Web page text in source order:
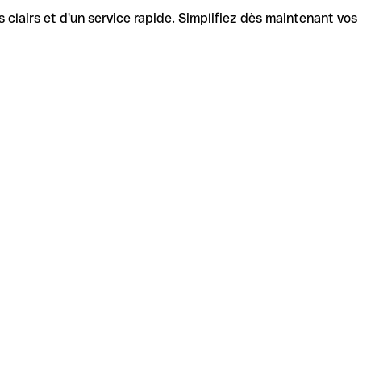
et d'un service rapide. Simplifiez dès maintenant vos